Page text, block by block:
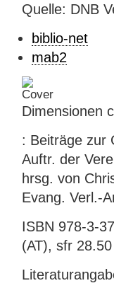
Quelle: DNB
biblio-net
mab2
Dimensionen
: Beiträge zur
Auftr. der
hrsg. von
Evang. Verl.-
ISBN 978-3-
(AT), sfr